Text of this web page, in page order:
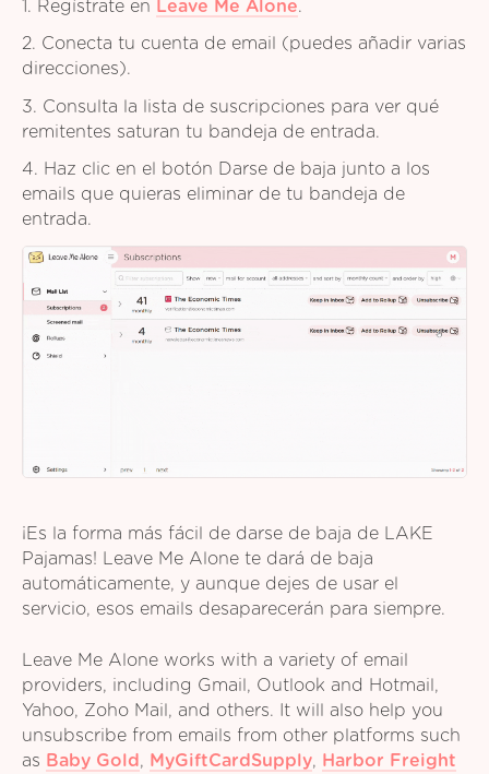
1. Regístrate en Leave Me Alone.
2. Conecta tu cuenta de email (puedes añadir varias
direcciones).
3. Consulta la lista de suscripciones para ver qué
remitentes saturan tu bandeja de entrada.
4. Haz clic en el botón Darse de baja junto a los
emails que quieras eliminar de tu bandeja de
entrada.
¡Es la forma más fácil de darse de baja de LAKE
Pajamas! Leave Me Alone te dará de baja
automáticamente, y aunque dejes de usar el
servicio, esos emails desaparecerán para siempre.
Leave Me Alone works with a variety of email
providers, including Gmail, Outlook and Hotmail,
Yahoo, Zoho Mail, and others. It will also help you
unsubscribe from emails from other platforms such
as Baby Gold , MyGiftCardSupply, Harbor Freight